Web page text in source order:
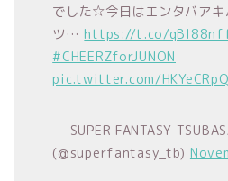
でした☆今日はエンタバアキ
ツ…https://t.co/
#CHEERZforJUNON
pic.twitter.com/
— SUPER FANTASY
(@superfantasy_tb)